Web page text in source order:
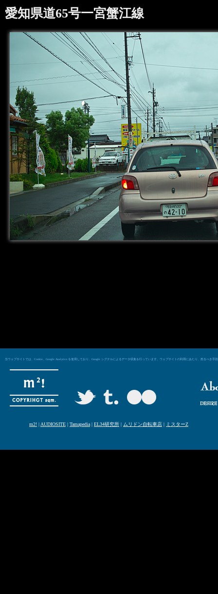
愛知県道65号一宮蟹江線
当ウェブサイトでは、Cookie、Google Analytics を使用しており、Google シグナルによるデータ収集を行っています。ウェブサイトの利用にあたり、然るべき
m2! | AUDIOSITE | Tamapedia | EL34研究所 | ムリドン自転車店 | ミスターZ